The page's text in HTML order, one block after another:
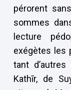
pérorent
sommes
lecture
exégètes les
tant
Kathīr, de